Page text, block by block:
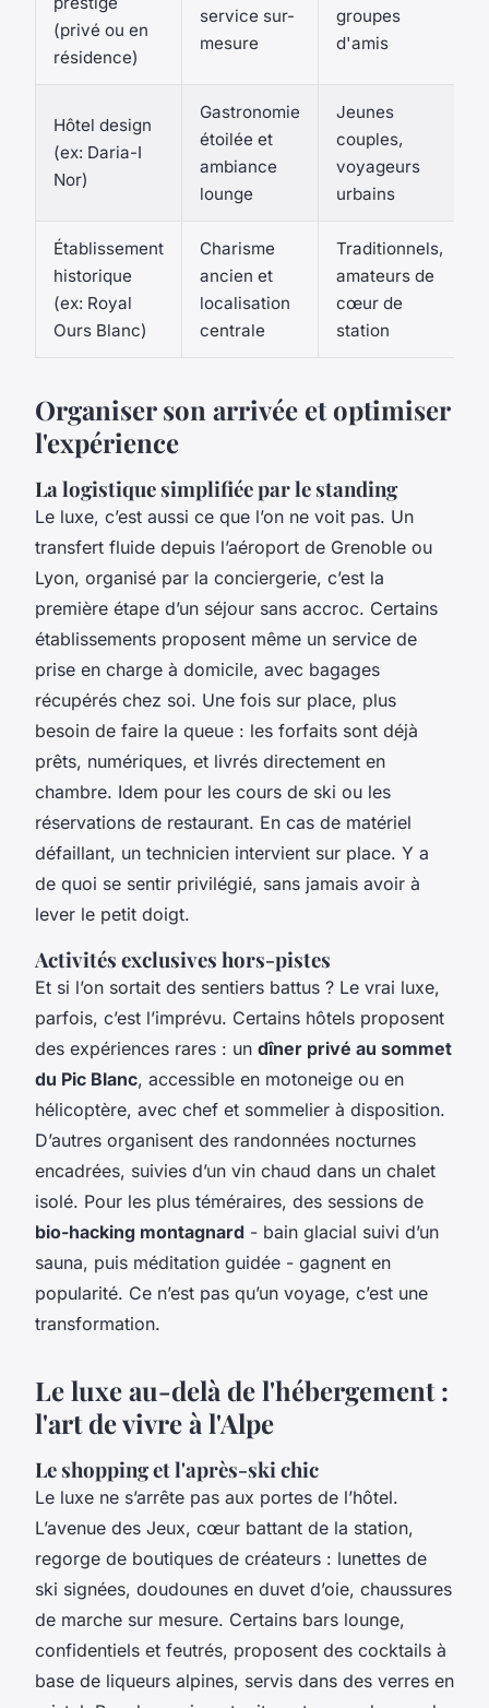
(privé ou en
résidence)
service sur-
mesure
groupes
d'amis
Hôtel design
(ex: Daria-I
Nor)
Gastronomie
étoilée et
ambiance
lounge
Jeunes
couples,
voyageurs
urbains
Établissement
historique
(ex: Royal
Ours Blanc)
Charisme
ancien et
localisation
centrale
Traditionnels,
amateurs de
cœur de
station
Organiser son arrivée et optimiser
l'expérience
La logistique simplifiée par le standing
Le luxe, c’est aussi ce que l’on ne voit pas. Un
transfert fluide depuis l’aéroport de Grenoble ou
Lyon, organisé par la conciergerie, c’est la
première étape d’un séjour sans accroc. Certains
établissements proposent même un service de
prise en charge à domicile, avec bagages
récupérés chez soi. Une fois sur place, plus
besoin de faire la queue : les forfaits sont déjà
prêts, numériques, et livrés directement en
chambre. Idem pour les cours de ski ou les
réservations de restaurant. En cas de matériel
défaillant, un technicien intervient sur place. Y a
de quoi se sentir privilégié, sans jamais avoir à
lever le petit doigt.
Activités exclusives hors-pistes
Et si l’on sortait des sentiers battus ? Le vrai luxe,
parfois, c’est l’imprévu. Certains hôtels proposent
des expériences rares : un dîner privé au sommet
du Pic Blanc, accessible en motoneige ou en
hélicoptère, avec chef et sommelier à disposition.
D’autres organisent des randonnées nocturnes
encadrées, suivies d’un vin chaud dans un chalet
isolé. Pour les plus téméraires, des sessions de
bio-hacking montagnard - bain glacial suivi d’un
sauna, puis méditation guidée - gagnent en
popularité. Ce n’est pas qu’un voyage, c’est une
transformation.
Le luxe au-delà de l'hébergement :
l'art de vivre à l'Alpe
Le shopping et l'après-ski chic
Le luxe ne s’arrête pas aux portes de l’hôtel.
L’avenue des Jeux, cœur battant de la station,
regorge de boutiques de créateurs : lunettes de
ski signées, doudounes en duvet d’oie, chaussures
de marche sur mesure. Certains bars lounge,
confidentiels et feutrés, proposent des cocktails à
base de liqueurs alpines, servis dans des verres en